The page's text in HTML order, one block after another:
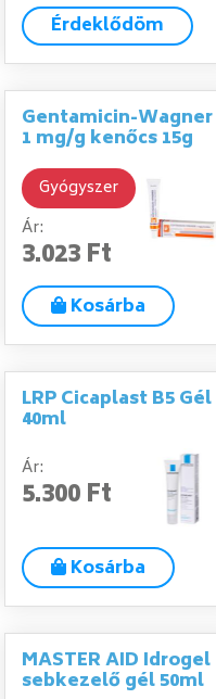
Érdeklődöm
Gentamicin-Wagner
1 mg/g kenőcs 15g
Gyógyszer
Ár:
3.023 Ft
Kosárba
LRP Cicaplast B5 Gél
40ml
Ár:
5.300 Ft
Kosárba
MASTER AID Idrogel
sebkezelő gél 50ml